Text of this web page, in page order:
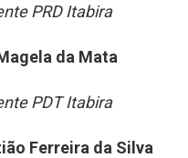
PRD Itabira
da Mata
PDT Itabira
Ferreira da Silva